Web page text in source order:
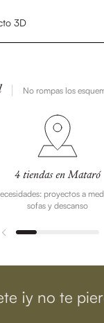
3D
No rompas los
4 tiendas en Mataró
proyectos a
sofas y descanso
¡y no te